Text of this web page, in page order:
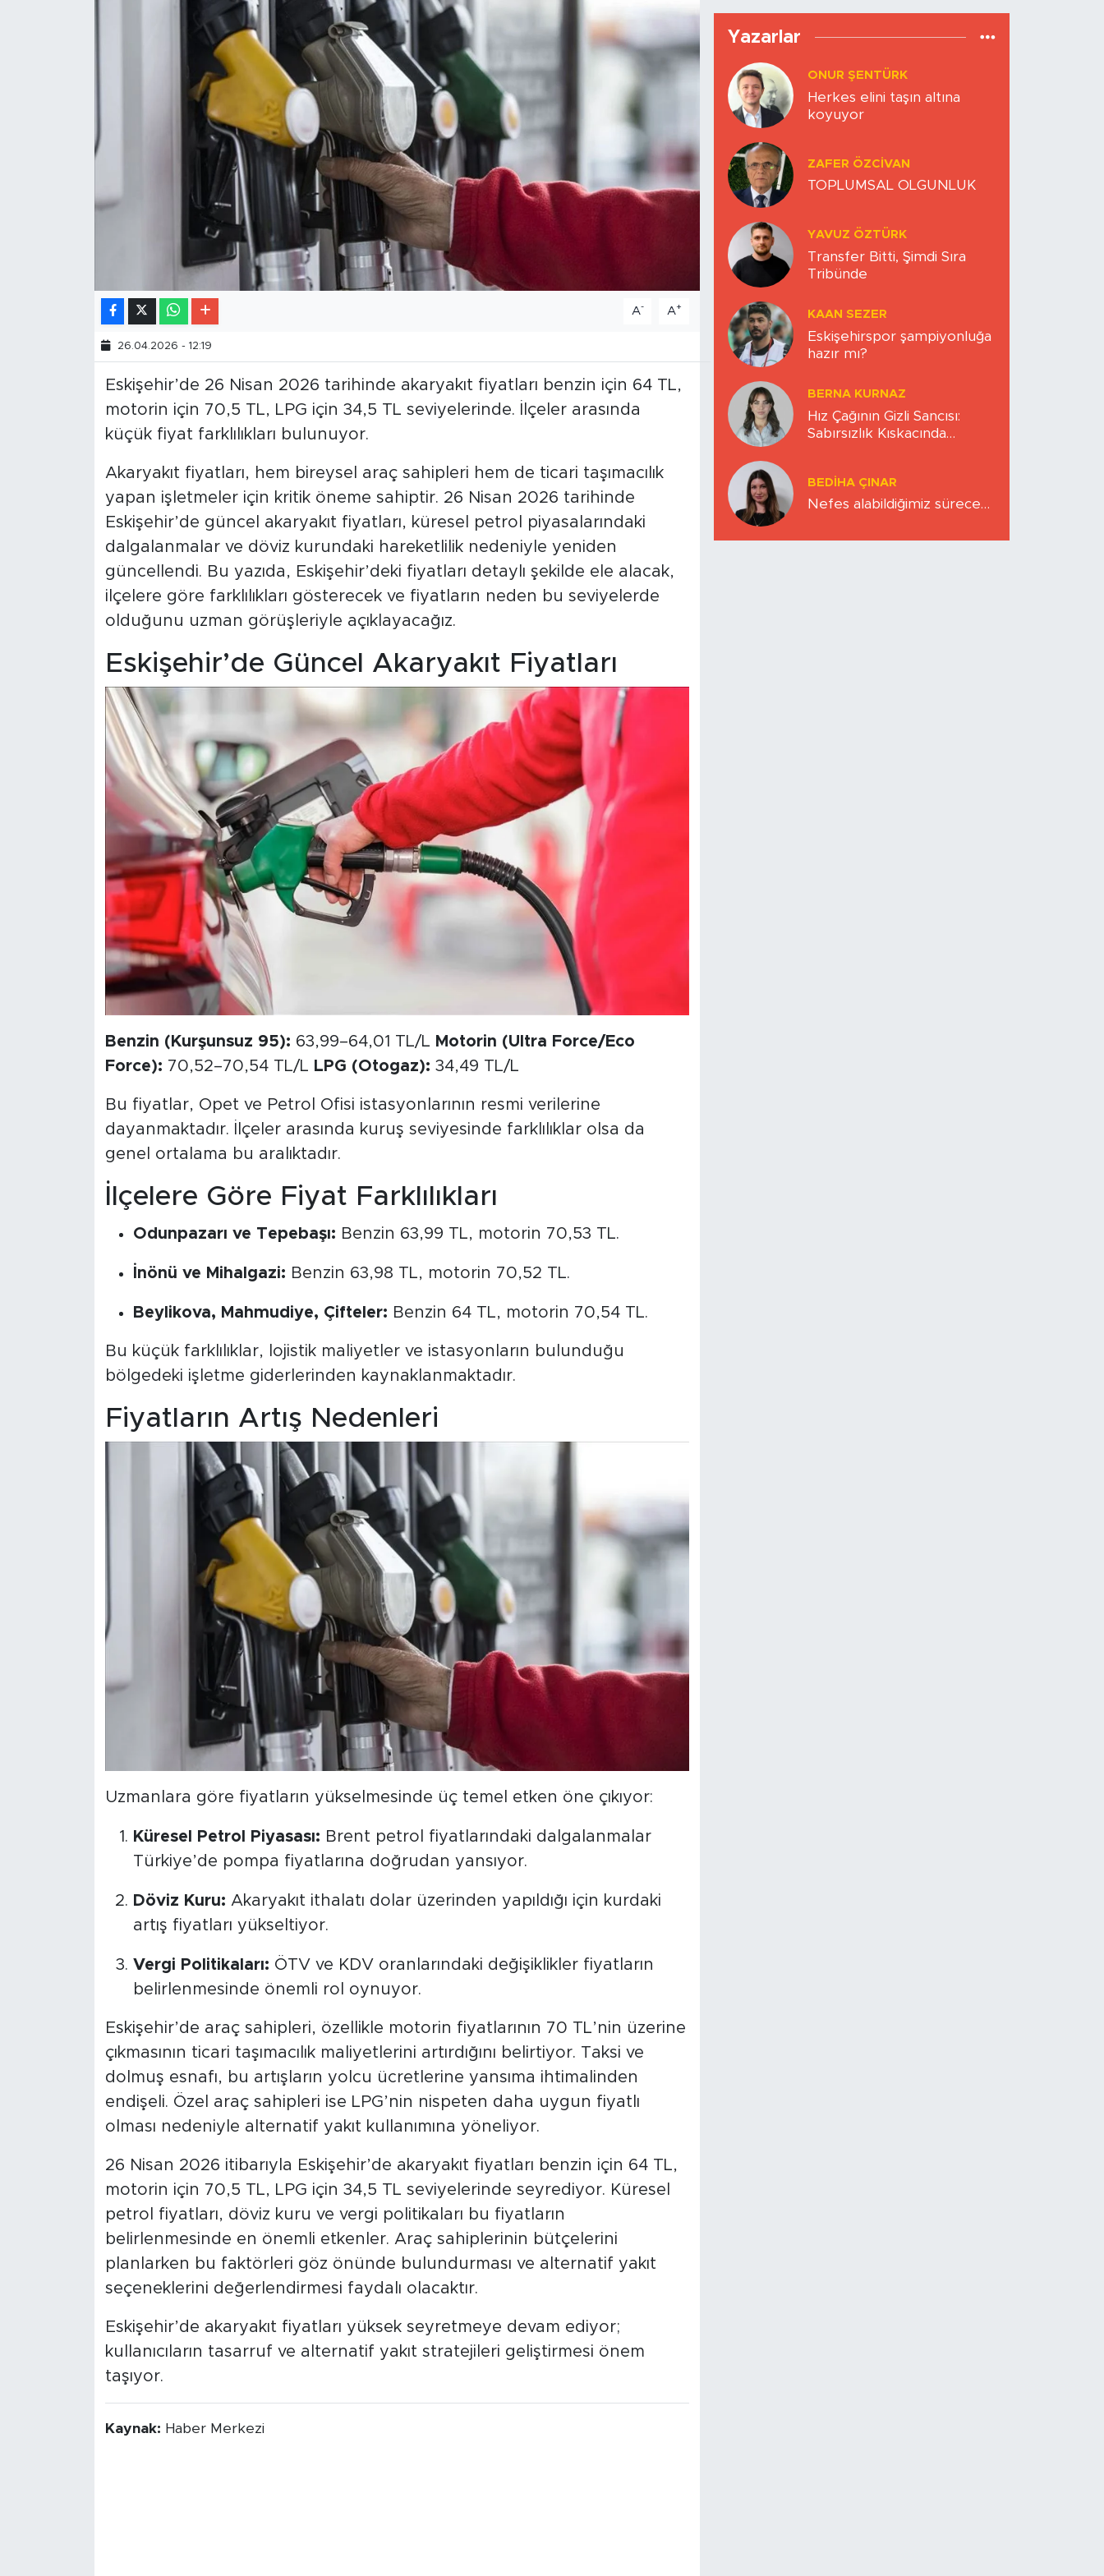
A- A+
26.04.2026 - 12:19
Eskişehir’de 26 Nisan 2026 tarihinde akaryakıt fiyatları benzin için 64 TL,
motorin için 70,5 TL, LPG için 34,5 TL seviyelerinde. İlçeler arasında
küçük fiyat farklılıkları bulunuyor.
Akaryakıt fiyatları, hem bireysel araç sahipleri hem de ticari taşımacılık
yapan işletmeler için kritik öneme sahiptir. 26 Nisan 2026 tarihinde
Eskişehir’de güncel akaryakıt fiyatları, küresel petrol piyasalarındaki
dalgalanmalar ve döviz kurundaki hareketlilik nedeniyle yeniden
güncellendi. Bu yazıda, Eskişehir’deki fiyatları detaylı şekilde ele alacak,
ilçelere göre farklılıkları gösterecek ve fiyatların neden bu seviyelerde
olduğunu uzman görüşleriyle açıklayacağız.
Eskişehir’de Güncel Akaryakıt Fiyatları
Benzin (Kurşunsuz 95): 63,99–64,01 TL/L Motorin (Ultra Force/Eco
Force): 70,52–70,54 TL/L LPG (Otogaz): 34,49 TL/L
Bu fiyatlar, Opet ve Petrol Ofisi istasyonlarının resmi verilerine
dayanmaktadır. İlçeler arasında kuruş seviyesinde farklılıklar olsa da
genel ortalama bu aralıktadır.
İlçelere Göre Fiyat Farklılıkları
Odunpazarı ve Tepebaşı: Benzin 63,99 TL, motorin 70,53 TL.
İnönü ve Mihalgazi: Benzin 63,98 TL, motorin 70,52 TL.
Beylikova, Mahmudiye, Çifteler: Benzin 64 TL, motorin 70,54 TL.
Bu küçük farklılıklar, lojistik maliyetler ve istasyonların bulunduğu
bölgedeki işletme giderlerinden kaynaklanmaktadır.
Fiyatların Artış Nedenleri
Uzmanlara göre fiyatların yükselmesinde üç temel etken öne çıkıyor:
Küresel Petrol Piyasası: Brent petrol fiyatlarındaki dalgalanmalar
Türkiye’de pompa fiyatlarına doğrudan yansıyor.
Döviz Kuru: Akaryakıt ithalatı dolar üzerinden yapıldığı için kurdaki
artış fiyatları yükseltiyor.
Vergi Politikaları: ÖTV ve KDV oranlarındaki değişiklikler fiyatların
belirlenmesinde önemli rol oynuyor.
Eskişehir’de araç sahipleri, özellikle motorin fiyatlarının 70 TL’nin üzerine
çıkmasının ticari taşımacılık maliyetlerini artırdığını belirtiyor. Taksi ve
dolmuş esnafı, bu artışların yolcu ücretlerine yansıma ihtimalinden
endişeli. Özel araç sahipleri ise LPG’nin nispeten daha uygun fiyatlı
olması nedeniyle alternatif yakıt kullanımına yöneliyor.
26 Nisan 2026 itibarıyla Eskişehir’de akaryakıt fiyatları benzin için 64 TL,
motorin için 70,5 TL, LPG için 34,5 TL seviyelerinde seyrediyor. Küresel
petrol fiyatları, döviz kuru ve vergi politikaları bu fiyatların
belirlenmesinde en önemli etkenler. Araç sahiplerinin bütçelerini
planlarken bu faktörleri göz önünde bulundurması ve alternatif yakıt
seçeneklerini değerlendirmesi faydalı olacaktır.
Eskişehir’de akaryakıt fiyatları yüksek seyretmeye devam ediyor;
kullanıcıların tasarruf ve alternatif yakıt stratejileri geliştirmesi önem
taşıyor.
Kaynak: Haber Merkezi
Yazarlar
ONUR ŞENTÜRK
Herkes elini taşın altına
koyuyor
ZAFER ÖZCIVAN
TOPLUMSAL OLGUNLUK
YAVUZ ÖZTÜRK
Transfer Bitti, Şimdi Sıra
Tribünde
KAAN SEZER
Eskişehirspor şampiyonluğa
hazır mı?
BERNA KURNAZ
Hız Çağının Gizli Sancısı:
Sabırsızlık Kıskacında
BEDIHA ÇINAR
Nefes alabildiğimiz sürece…